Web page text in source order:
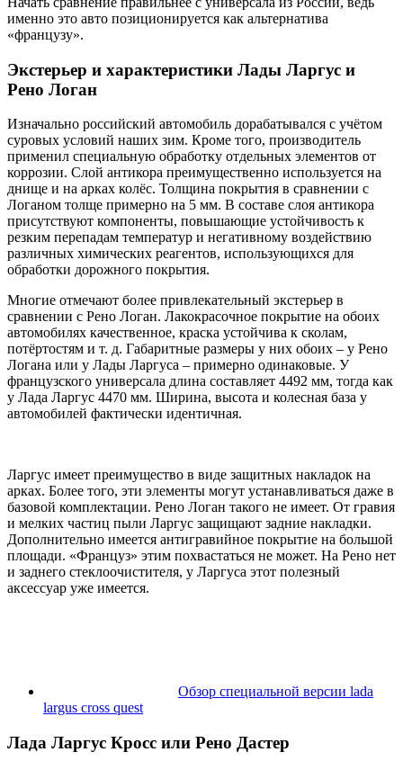
именно это авто позиционируется как альтернатива
«французу».
Экстерьер и характеристики Лады Ларгус и
Рено Логан
Изначально российский автомобиль дорабатывался с учётом
суровых условий наших зим. Кроме того, производитель
применил специальную обработку отдельных элементов от
коррозии. Слой антикора преимущественно используется на
днище и на арках колёс. Толщина покрытия в сравнении с
Логаном толще примерно на 5 мм. В составе слоя антикора
присутствуют компоненты, повышающие устойчивость к
резким перепадам температур и негативному воздействию
различных химических реагентов, использующихся для
обработки дорожного покрытия.
Многие отмечают более привлекательный экстерьер в
сравнении с Рено Логан. Лакокрасочное покрытие на обоих
автомобилях качественное, краска устойчива к сколам,
потёртостям и т. д. Габаритные размеры у них обоих – у Рено
Логана или у Лады Ларгуса – примерно одинаковые. У
французского универсала длина составляет 4492 мм, тогда как
у Лада Ларгус 4470 мм. Ширина, высота и колесная база у
автомобилей фактически идентичная.
Ларгус имеет преимущество в виде защитных накладок на
арках. Более того, эти элементы могут устанавливаться даже в
базовой комплектации. Рено Логан такого не имеет. От гравия
и мелких частиц пыли Ларгус защищают задние накладки.
Дополнительно имеется антигравийное покрытие на большой
площади. «Француз» этим похвастаться не может. На Рено нет
и заднего стеклоочистителя, у Ларгуса этот полезный
аксессуар уже имеется.
Обзор специальной версии lada
largus cross quest
Лада Ларгус Кросс или Рено Дастер